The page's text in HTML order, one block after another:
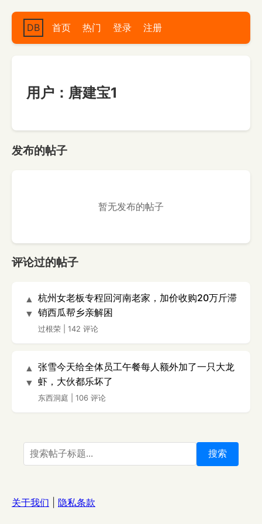
DB 首页 热门 登录 注册
用户：唐建宝1
发布的帖子
暂无发布的帖子
评论过的帖子
▲
▼
杭州女老板专程回河南老家，加价收购20万斤滞
销西瓜帮乡亲解困
过根荣 142 评论
▲
▼
张雪今天给全体员工午餐每人额外加了一只大龙
虾，大伙都乐坏了
东西洞庭 106 评论
搜索
关于我们 隐私条款